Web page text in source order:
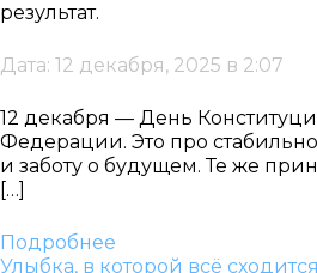
результат.
Дата: 12 декабря, 2025 в 2:07
12 декабря — День
Федерации. Это про
и заботу о будущем. Те же
[…]
Подробнее
Улыбка, в которой всё